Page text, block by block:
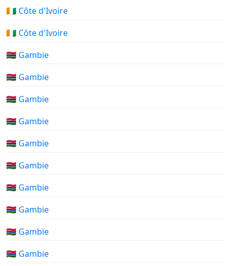
🇨🇮 Côte d'Ivoire
🇨🇮 Côte d'Ivoire
🇬🇲 Gambie
🇬🇲 Gambie
🇬🇲 Gambie
🇬🇲 Gambie
🇬🇲 Gambie
🇬🇲 Gambie
🇬🇲 Gambie
🇬🇲 Gambie
🇬🇲 Gambie
🇬🇲 Gambie